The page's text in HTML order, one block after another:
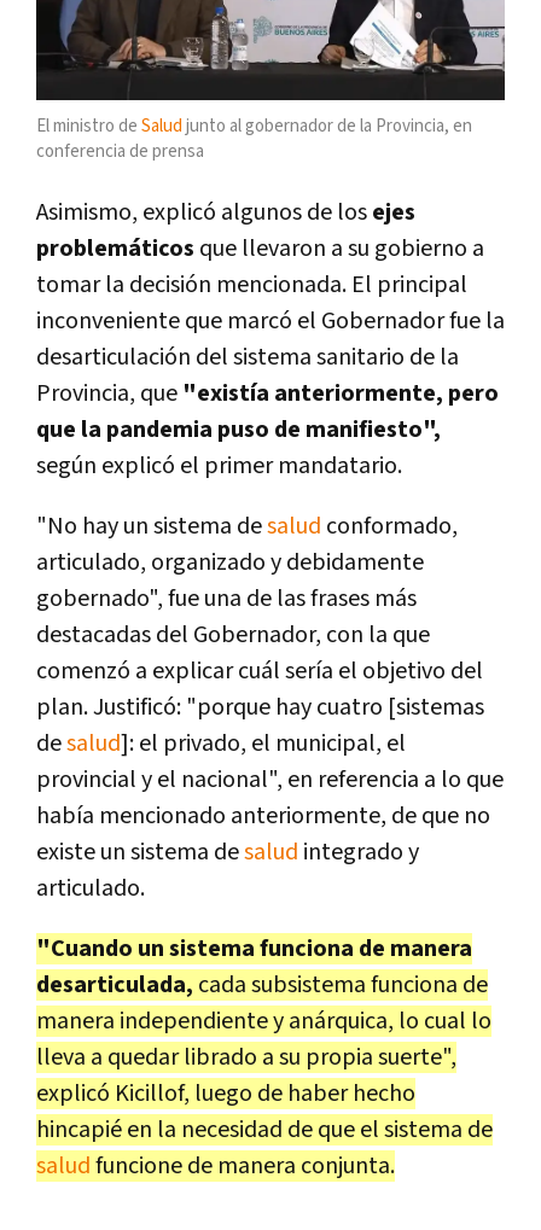
El ministro de Salud junto al gobernador de la Provincia, en
conferencia de prensa
Asimismo, explicó algunos de losejes
problemáticos que llevaron a su gobierno a
tomar la decisión mencionada. El principal
inconveniente que marcó el Gobernador fue la
desarticulación del sistema sanitario de la
Provincia, que "existía anteriormente, pero
que la pandemia puso de manifiesto",
según explicó el primer mandatario.
"No hay un sistema desalud conformado,
articulado, organizado y debidamente
gobernado", fue una de las frases más
destacadas del Gobernador, con la que
comenzó a explicar cuál sería el objetivo del
plan. Justificó: "porque hay cuatro [sistemas
desalud]: el privado, el municipal, el
provincial y el nacional", en referencia a lo que
había mencionado anteriormente, de que no
existe un sistema desalud integrado y
articulado.
"Cuando un sistema funciona de manera
desarticulada, cada subsistema funciona de
manera independiente y anárquica, lo cual lo
lleva a quedar librado a su propia suerte",
explicó Kicillof, luego de haber hecho
hincapié en la necesidad de que el sistema de
saludfuncione de manera conjunta.